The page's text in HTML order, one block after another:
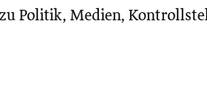
Politik, Medien,